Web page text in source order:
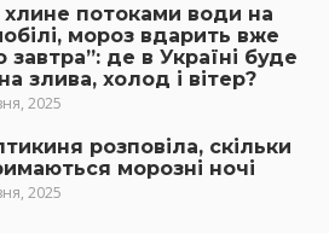
потоками води на
мороз вдарить вже
завтра”: де в Україні буде
злива, холод і вітер?
2025
розповіла, скільки
морозні ночі
2025